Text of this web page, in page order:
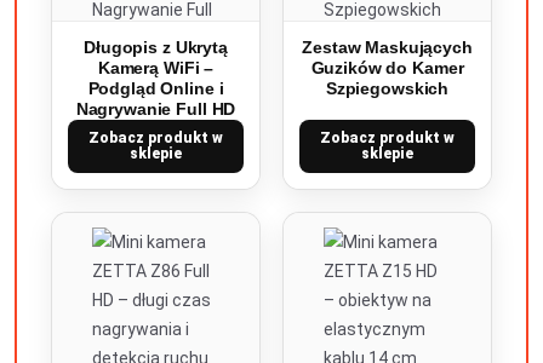
Długopis z Ukrytą
Kamerą WiFi –
Podgląd Online i
Nagrywanie Full HD
Zobacz produkt w
sklepie
Zestaw Maskujących
Guzików do Kamer
Szpiegowskich
Zobacz produkt w
sklepie